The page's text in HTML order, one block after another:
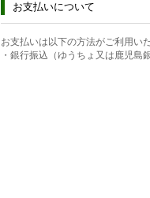
お支払いについて
お支払いは以下の方法がご利用い
・銀行振込（ゆうちょ又は鹿児島